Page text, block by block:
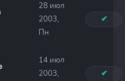
28 июл
2003,
Пн
✔
14 июл
2003,
✔